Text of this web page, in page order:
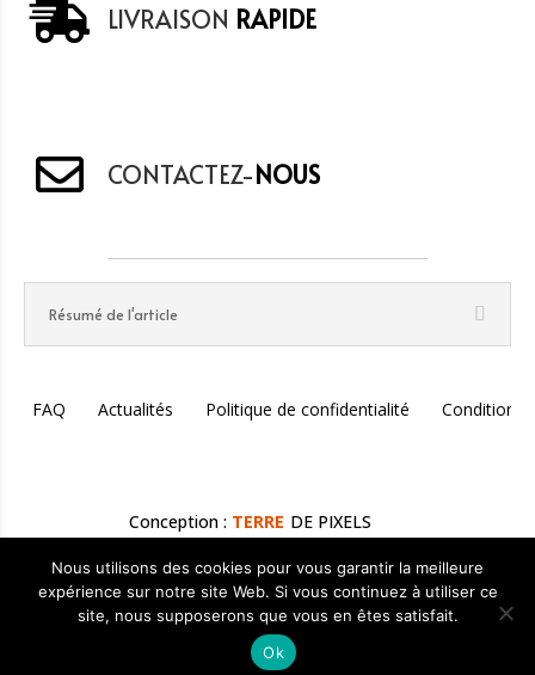
LIVRAISON RAPIDE
CONTACTEZ-NOUS
Résumé de l'article
FAQ Actualités Politique de confidentialité Conditions
Conception : TERRE DE PIXELS
Rédigé parFabien Liger— Lithothérapeute & Créateur de
Bijoux Holistiques | Mis à jour le
Nous utilisons des cookies pour vous garantir la meilleure
expérience sur notre site Web. Si vous continuez à utiliser ce
site, nous supposerons que vous en êtes satisfait.
Ok